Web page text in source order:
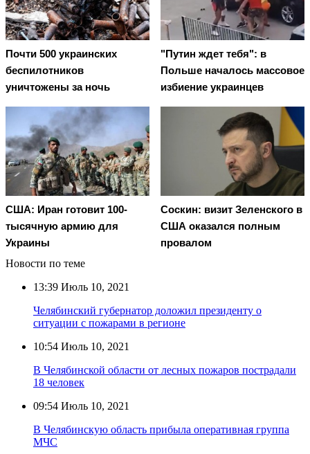
Почти 500 украинских
беспилотников
уничтожены за ночь
"Путин ждет тебя": в
Польше началось массовое
избиение украинцев
США: Иран готовит 100-
тысячную армию для
Украины
Соскин: визит Зеленского в
США оказался полным
провалом
Новости по теме
13:39 Июль 10, 2021
Челябинский губернатор доложил президенту о
ситуации с пожарами в регионе
10:54 Июль 10, 2021
В Челябинской области от лесных пожаров пострадали
18 человек
09:54 Июль 10, 2021
В Челябинскую область прибыла оперативная группа
МЧС